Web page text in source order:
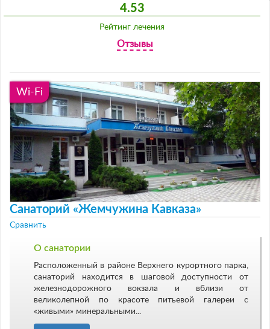
4.53
Рейтинг лечения
Отзывы
Wi-Fi
Санаторий «Жемчужина Кавказа»
Сравнить
О санатории
Расположенный в районе Верхнего курортного парка,
санаторий находится в шаговой доступности от
железнодорожного вокзала и вблизи от
великолепной по красоте питьевой галереи с
«живыми» минеральными...